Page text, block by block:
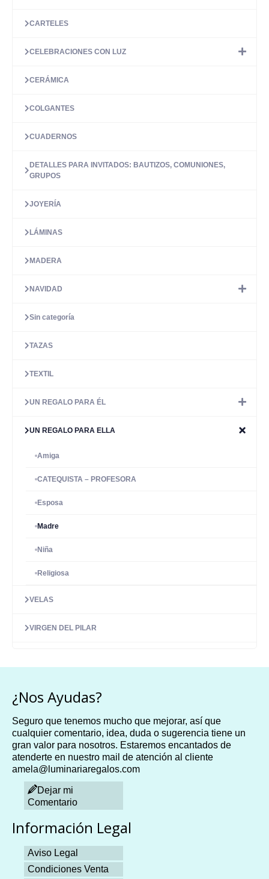
CARTELES
CELEBRACIONES CON LUZ
CERÁMICA
COLGANTES
CUADERNOS
DETALLES PARA INVITADOS: BAUTIZOS, COMUNIONES,
GRUPOS
JOYERÍA
LÁMINAS
MADERA
NAVIDAD
Sin categoría
TAZAS
TEXTIL
UN REGALO PARA ÉL
UN REGALO PARA ELLA
Amiga
CATEQUISTA – PROFESORA
Esposa
Madre
Niña
Religiosa
VELAS
VIRGEN DEL PILAR
¿Nos Ayudas?
Seguro que tenemos mucho que mejorar, así que
cualquier comentario, idea, duda o sugerencia tiene un
gran valor para nosotros. Estaremos encantados de
atenderte en nuestro mail de atención al cliente
amela@luminariaregalos.com
Dejar mi
Comentario
Información Legal
Aviso Legal
Condiciones Venta